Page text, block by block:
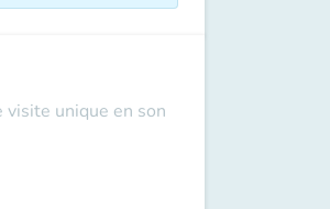
unique en son